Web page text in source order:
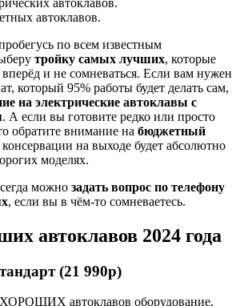
автоклавов.
по всем известным
тройку самых лучших, которые
и не сомневаться. Если вам нужен
который 95% работы будет делать сам,
на электрические автоклавы с
. А если вы готовите редко или просто
обратите внимание на бюджетный
на выходе будет абсолютно
моделях.
можно задать вопрос по телефону
, если вы в чём-то сомневаетесь.
автоклавов 2024 года
(21 990р)
автоклавов оборудование,